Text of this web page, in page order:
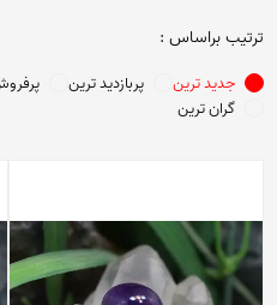
ترتیب براساس :
جدید ترین پربازدید ترین
گران ترین